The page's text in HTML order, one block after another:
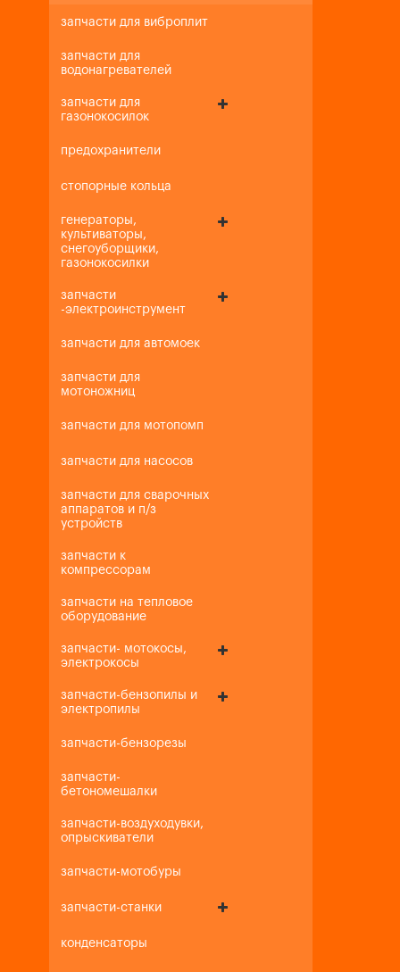
запчасти для виброплит
запчасти для
водонагревателей
запчасти для
газонокосилок
предохранители
стопорные кольца
генераторы,
культиваторы,
снегоуборщики,
газонокосилки
запчасти
-электроинструмент
запчасти для автомоек
запчасти для
мотоножниц
запчасти для мотопомп
запчасти для насосов
запчасти для сварочных
аппаратов и п/з
устройств
запчасти к
компрессорам
запчасти на тепловое
оборудование
запчасти- мотокосы,
электрокосы
запчасти-бензопилы и
электропилы
запчасти-бензорезы
запчасти-
бетономешалки
запчасти-воздуходувки,
опрыскиватели
запчасти-мотобуры
запчасти-станки
конденсаторы